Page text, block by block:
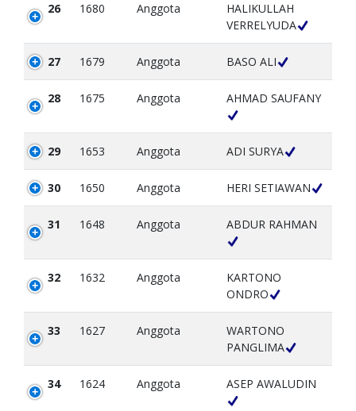
26 1680 Anggota
HALIKULLAH
VERRELYUDA
27 1679 Anggota BASO ALI
28 1675 Anggota AHMAD SAUFANY
29 1653 Anggota ADI SURYA
30 1650 Anggota HERI SETIAWAN
31 1648 Anggota ABDUR RAHMAN
32 1632 Anggota
KARTONO
ONDRO
33 1627 Anggota
WARTONO
PANGLIMA
34 1624 Anggota ASEP AWALUDIN